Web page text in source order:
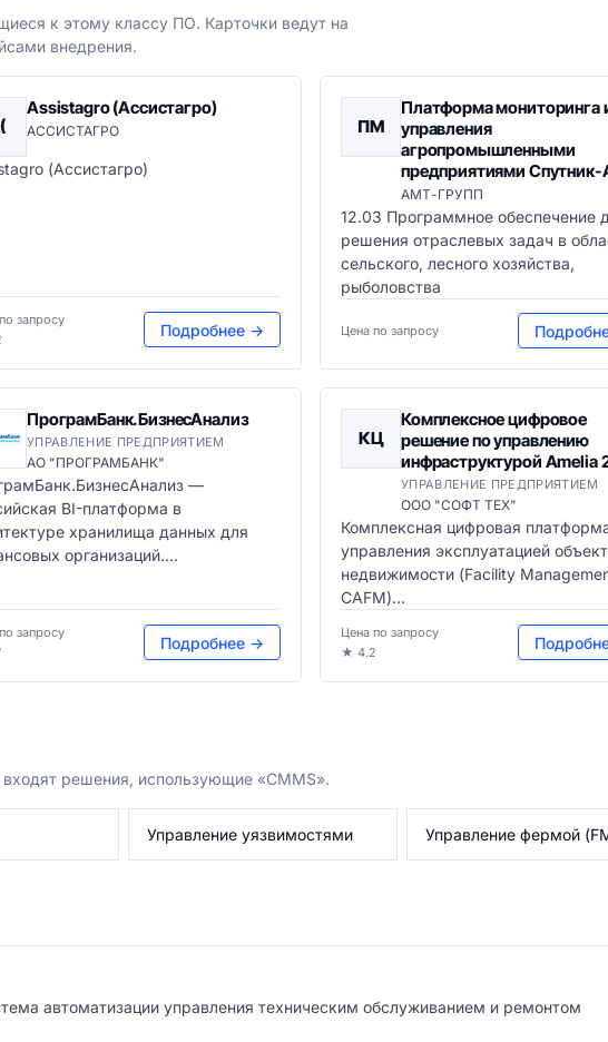
к этому классу ПО. Карточки ведут на
внедрения.
Assistagro (Ассистагро)
АССИСТАГРО
(Ассистагро)
запросу
Подробнее →
ПМ
Платформа мониторинга
управления
агропромышленными
предприятиями Спутник-
АМТ-ГРУПП
12.03 Программное обеспечение
решения отраслевых задач в
сельского, лесного хозяйства,
рыболовства
Цена по запросу
ПрограмБанк.БизнесАнализ
УПРАВЛЕНИЕ ПРЕДПРИЯТИЕМ
АО "ПРОГРАМБАНК"
—
BI-платформа в
хранилища данных для
организаций....
запросу
Подробнее →
КЦ
Комплексное цифровое
решение по управлению
инфраструктурой Amelia
УПРАВЛЕНИЕ ПРЕДПРИЯТИЕМ
ООО "СОФТ ТЕХ"
Комплексная цифровая
управления эксплуатацией
недвижимости (Facility
CAFM)...
Цена по запросу
★ 4.2
решения, использующие «CMMS».
Управление уязвимостями Управление фермой
автоматизации управления техническим обслуживанием и ремонтом